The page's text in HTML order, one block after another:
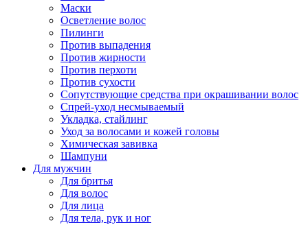
Маски
Осветление волос
Пилинги
Против выпадения
Против жирности
Против перхоти
Против сухости
Сопутствующие средства при окрашивании волос
Спрей-уход несмываемый
Укладка, стайлинг
Уход за волосами и кожей головы
Химическая завивка
Шампуни
Для мужчин
Для бритья
Для волос
Для лица
Для тела, рук и ног